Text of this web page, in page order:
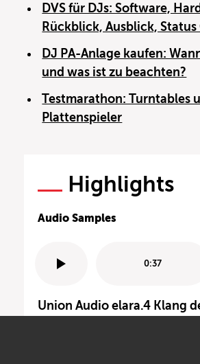
DVS für DJs: Software,
Rückblick, Ausblick, Status
DJ PA-Anlage kaufen:
und was ist zu beachten?
Testmarathon: Turntables
Plattenspieler
Highlights
Audio Samples
0:37
Union Audio elara.4 Klang